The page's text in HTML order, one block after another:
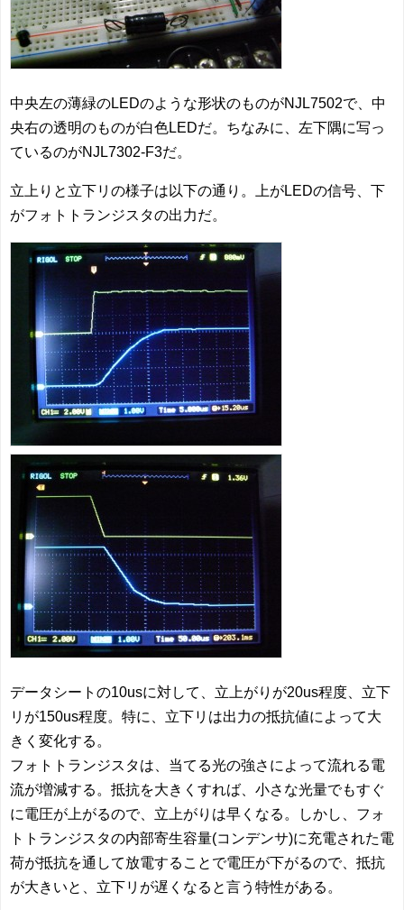
中央左の薄緑のLEDのような形状のものがNJL7502で、中
央右の透明のものが白色LEDだ。ちなみに、左下隅に写っ
ているのがNJL7302-F3だ。
立上りと立下リの様子は以下の通り。上がLEDの信号、下
がフォトトランジスタの出力だ。
データシートの10usに対して、立上がりが20us程度、立下
リが150us程度。特に、立下リは出力の抵抗値によって大
きく変化する。
フォトトランジスタは、当てる光の強さによって流れる電
流が増減する。抵抗を大きくすれば、小さな光量でもすぐ
に電圧が上がるので、立上がりは早くなる。しかし、フォ
トトランジスタの内部寄生容量(コンデンサ)に充電された電
荷が抵抗を通して放電することで電圧が下がるので、抵抗
が大きいと、立下リが遅くなると言う特性がある。